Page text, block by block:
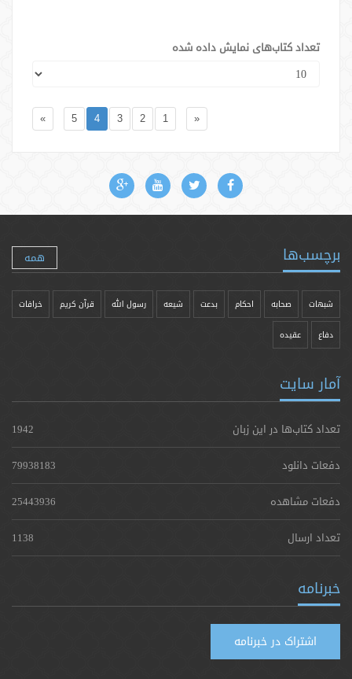
تعداد کتاب‌های نمایش داده شده
«
1
2
3
4
5
»
برچسب‌ها همه
شبهات صحابه احکام بدعت شیعه رسول الله قرآن کریم خرافات
دفاع عقیده
آمار سایت
تعداد کتاب‌ها در این زبان
1942
دفعات دانلود
79938183
دفعات مشاهده
25443936
تعداد ارسال
1138
خبرنامه
اشتراک در خبرنامه